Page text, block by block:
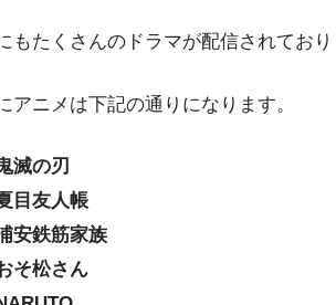
もたくさんのドラマが配信されてお
アニメは下記の通りになります。
滅の刃
目友人帳
安鉄筋家族
そ松さん